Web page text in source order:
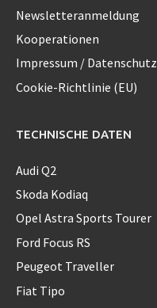
Newsletteranmeldung
Kooperationen
Impressum / Datenschutz
Cookie-Richtlinie (EU)
TECHNISCHE DATEN
Audi Q2
Skoda Kodiaq
Opel Astra Sports Tourer
Ford Focus RS
Peugeot Traveller
Fiat Tipo